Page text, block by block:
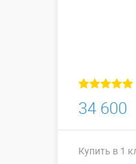
34 600
Купить в 1